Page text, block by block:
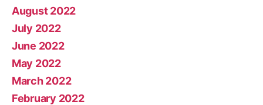
August 2022
July 2022
June 2022
May 2022
March 2022
February 2022